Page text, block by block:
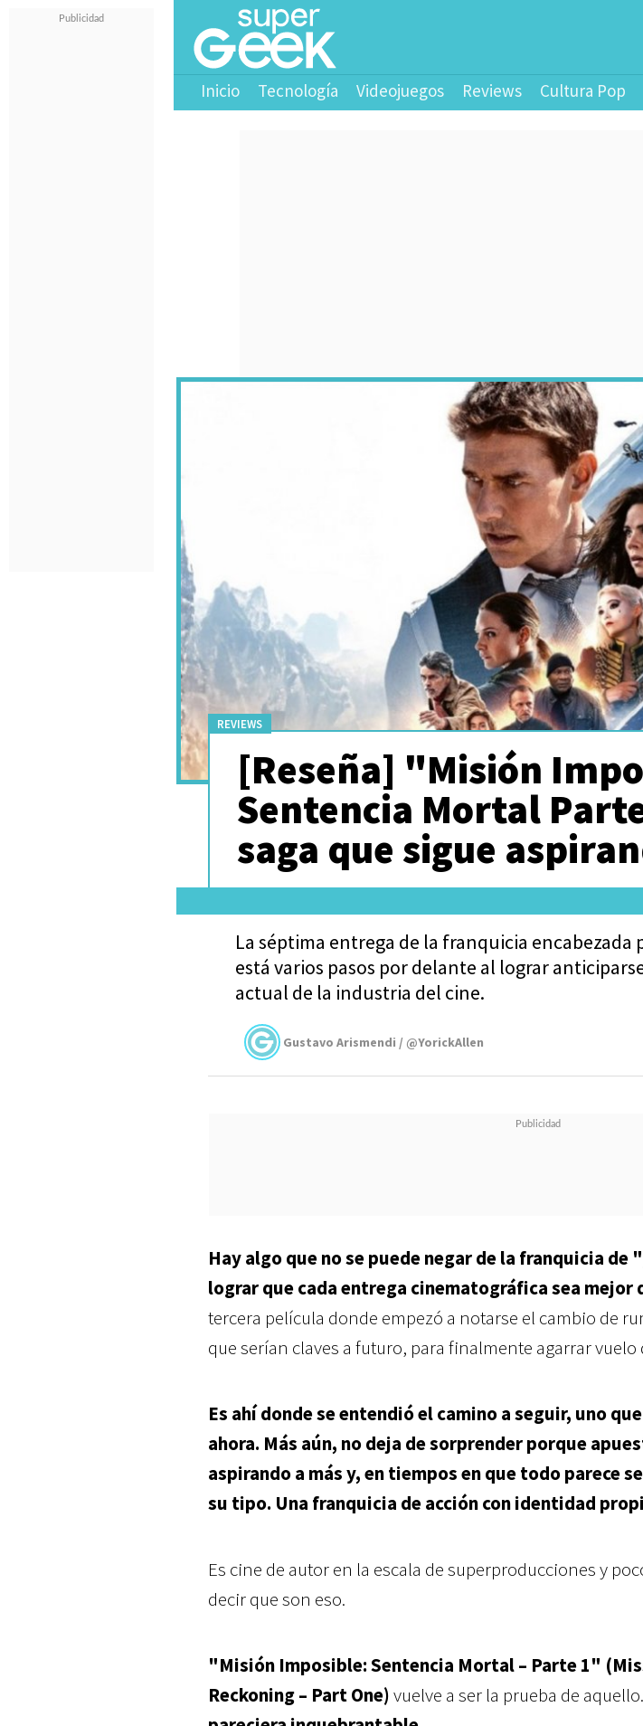
Inicio Tecnología Videojuegos Reviews Cultura Pop
REVIEWS
[Reseña] "Misión
Sentencia Mortal
saga que sigue
La séptima entrega de la franquicia encabezada
está varios pasos por delante al lograr
actual de la industria del cine.
Gustavo Arismendi / @YorickAllen
Hay algo que no se puede negar de la franquicia de "
lograr que cada entrega cinematográfica sea mejor
tercera película donde empezó a notarse el cambio de
que serían claves a futuro, para finalmente agarrar
Es ahí donde se entendió el camino a seguir, uno
ahora. Más aún, no deja de sorprender porque
aspirando a más y, en tiempos en que todo parece
su tipo. Una franquicia de acción con identidad
Es cine de autor en la escala de superproducciones y
decir que son eso.
"Misión Imposible: Sentencia Mortal – Parte 1"
Reckoning – Part One)vuelve a ser la prueba de aquello.